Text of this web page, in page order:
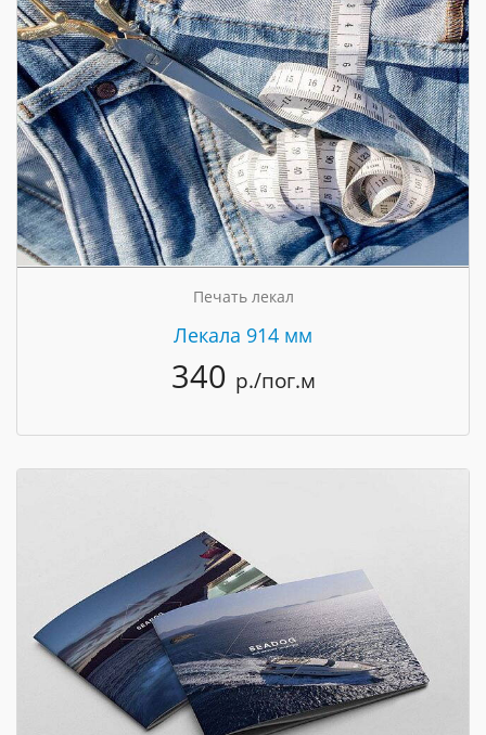
Печать лекал
Лекала 914 мм
340 р./пог.м